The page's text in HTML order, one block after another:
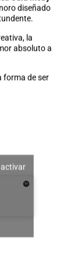
diseñado
la
absoluto a
forma de ser
activar